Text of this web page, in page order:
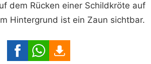
dem Rücken einer Schildkröte auf
Hintergrund ist ein Zaun sichtbar.